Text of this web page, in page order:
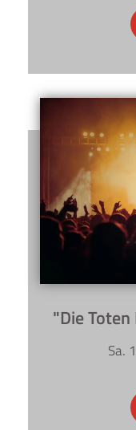
"Die
Sa.